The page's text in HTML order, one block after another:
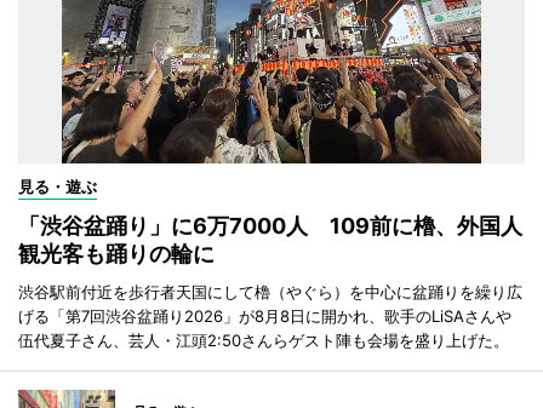
見る・遊ぶ
「渋谷盆踊り」に6万7000人 109前に櫓、外国人
観光客も踊りの輪に
渋谷駅前付近を歩行者天国にして櫓（やぐら）を中心に盆踊りを繰り広
げる「第7回渋谷盆踊り2026」が8月8日に開かれ、歌手のLiSAさんや
伍代夏子さん、芸人・江頭2:50さんらゲスト陣も会場を盛り上げた。